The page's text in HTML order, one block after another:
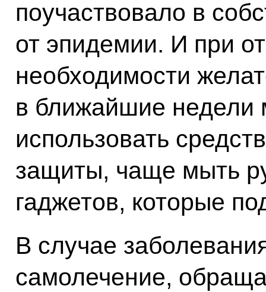
поучаствовало в
от эпидемии. И при
необходимости
в ближайшие недели
использовать
защиты, чаще мыть
гаджетов, которые
В случае
самолечение,